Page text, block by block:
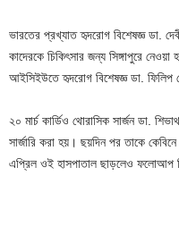
ভারতের প্রখ্যাত হৃদরোগ বিশেষজ্ঞ ডা.
কাদেরকে চিকিৎসার জন্য সিঙ্গাপুরে
আইসিইউতে হৃদরোগ বিশেষজ্ঞ ডা. ফিলিপ
২০ মার্চ কার্ডিও থোরাসিক সার্জন ডা.
সার্জারি করা হয়। ছয়দিন পর তাকে
এপ্রিল ওই হাসপাতাল ছাড়লেও ফলোআপ